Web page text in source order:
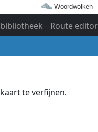
Woordwolken
Route editor
te verfijnen.